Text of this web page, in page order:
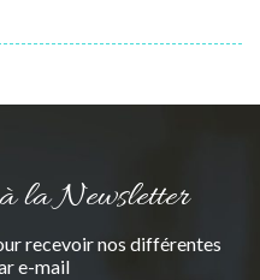
la Newsletter
recevoir nos différentes
e-mail